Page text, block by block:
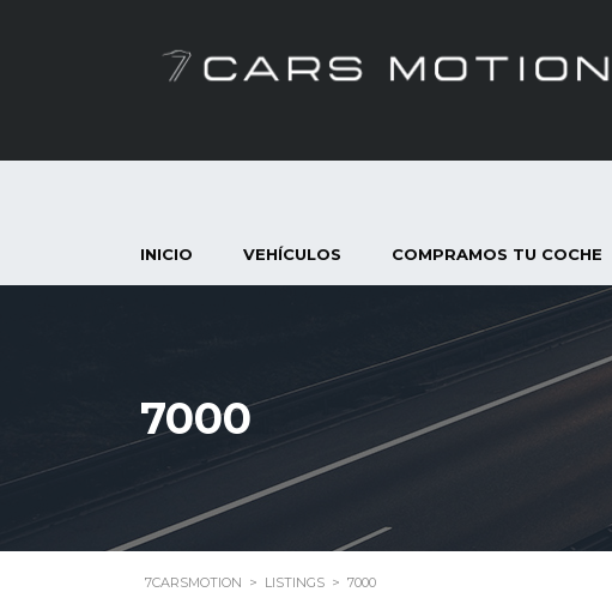
INICIO VEHÍCULOS COMPRAMOS TU COCHE
7000
7CARSMOTION > LISTINGS > 7000